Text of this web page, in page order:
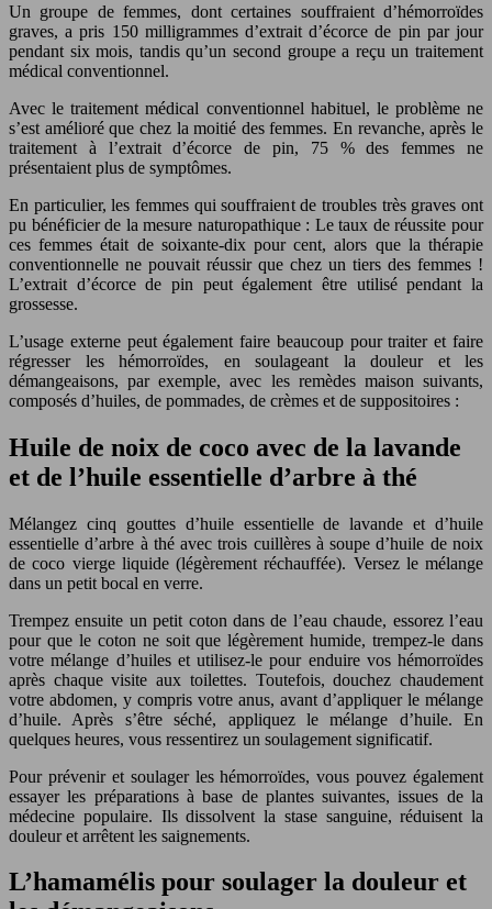
Un groupe de femmes, dont certaines souffraient d’hémorroïdes
graves, a pris 150 milligrammes d’extrait d’écorce de pin par jour
pendant six mois, tandis qu’un second groupe a reçu un traitement
médical conventionnel.
Avec le traitement médical conventionnel habituel, le problème ne
s’est amélioré que chez la moitié des femmes. En revanche, après le
traitement à l’extrait d’écorce de pin, 75 % des femmes ne
présentaient plus de symptômes.
En particulier, les femmes qui souffraient de troubles très graves ont
pu bénéficier de la mesure naturopathique : Le taux de réussite pour
ces femmes était de soixante-dix pour cent, alors que la thérapie
conventionnelle ne pouvait réussir que chez un tiers des femmes !
L’extrait d’écorce de pin peut également être utilisé pendant la
grossesse.
L’usage externe peut également faire beaucoup pour traiter et faire
régresser les hémorroïdes, en soulageant la douleur et les
démangeaisons, par exemple, avec les remèdes maison suivants,
composés d’huiles, de pommades, de crèmes et de suppositoires :
Huile de noix de coco avec de la lavande
et de l’huile essentielle d’arbre à thé
Mélangez cinq gouttes d’huile essentielle de lavande et d’huile
essentielle d’arbre à thé avec trois cuillères à soupe d’huile de noix
de coco vierge liquide (légèrement réchauffée). Versez le mélange
dans un petit bocal en verre.
Trempez ensuite un petit coton dans de l’eau chaude, essorez l’eau
pour que le coton ne soit que légèrement humide, trempez-le dans
votre mélange d’huiles et utilisez-le pour enduire vos hémorroïdes
après chaque visite aux toilettes. Toutefois, douchez chaudement
votre abdomen, y compris votre anus, avant d’appliquer le mélange
d’huile. Après s’être séché, appliquez le mélange d’huile. En
quelques heures, vous ressentirez un soulagement significatif.
Pour prévenir et soulager les hémorroïdes, vous pouvez également
essayer les préparations à base de plantes suivantes, issues de la
médecine populaire. Ils dissolvent la stase sanguine, réduisent la
douleur et arrêtent les saignements.
L’hamamélis pour soulager la douleur et